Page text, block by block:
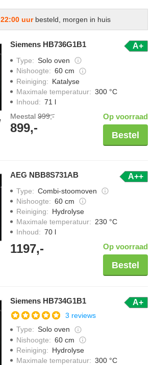
22:00 uurbesteld, morgen in huis
Siemens HB736G1B1 A+
Type: Solo oven
Nishoogte: 60 cm
Reiniging: Katalyse
Maximale temperatuur: 300 °C
Inhoud: 71 l
Meestal 999,-
899,-
Op voorraad
Bestel
AEG NBB8S731AB A++
Type: Combi-stoomoven
Nishoogte: 60 cm
Reiniging: Hydrolyse
Maximale temperatuur: 230 °C
Inhoud: 70 l
1197,- Op voorraad
Bestel
Siemens HB734G1B1 A+
3 reviews
Type: Solo oven
Nishoogte: 60 cm
Reiniging: Hydrolyse
Maximale temperatuur: 300 °C